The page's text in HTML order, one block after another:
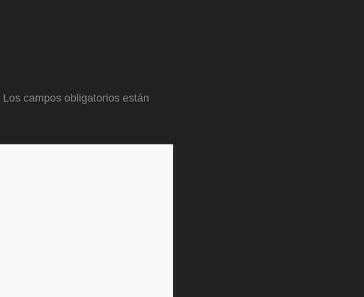
Los campos obligatorios están